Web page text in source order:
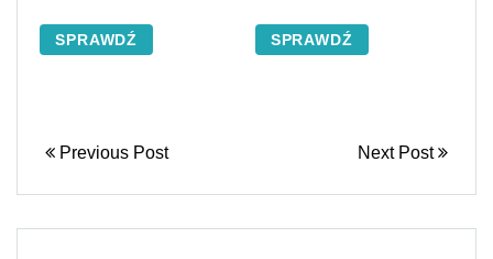
SPRAWDŹ SPRAWDŹ
Previous Post Next Post